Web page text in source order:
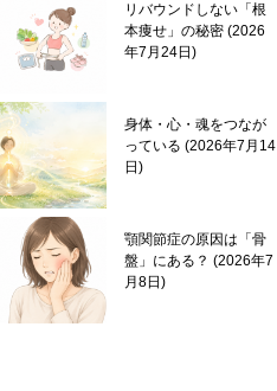
リバウンドしない「根
本痩せ」の秘密 2026
年7月24日
身体・心・魂をつなが
っている 2026年7月14
日
顎関節症の原因は「骨
盤」にある？
2026年7
月8日